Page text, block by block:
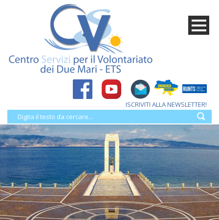
ISCRIVITI ALLA NEWSLETTER!